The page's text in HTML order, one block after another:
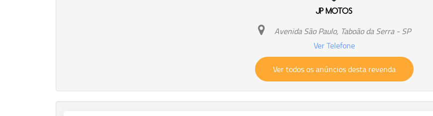
JP MOTOS
Avenida São Paulo, Taboão da Serra - SP
Ver Telefone
Ver todos os anúncios desta revenda